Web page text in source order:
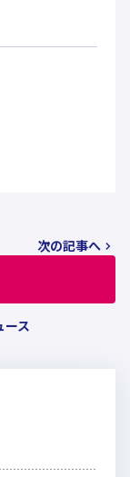
次の記事へ
ース